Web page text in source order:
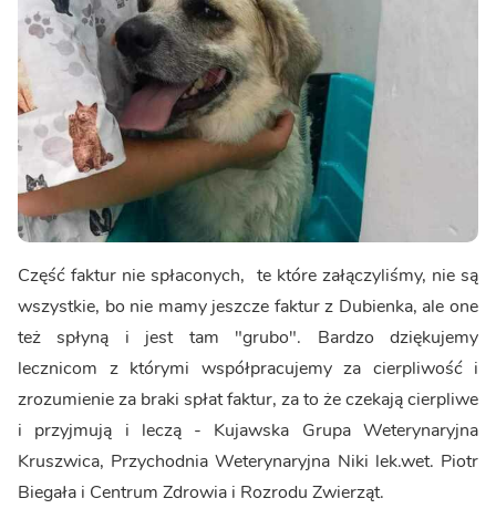
Część faktur nie spłaconych, te które załączyliśmy, nie są
wszystkie, bo nie mamy jeszcze faktur z Dubienka, ale one
też spłyną i jest tam "grubo". Bardzo dziękujemy
lecznicom z którymi współpracujemy za cierpliwość i
zrozumienie za braki spłat faktur, za to że czekają cierpliwe
i przyjmują i leczą - Kujawska Grupa Weterynaryjna
Kruszwica, Przychodnia Weterynaryjna Niki lek.wet. Piotr
Biegała i Centrum Zdrowia i Rozrodu Zwierząt.